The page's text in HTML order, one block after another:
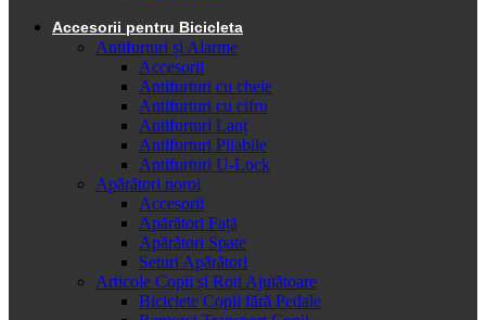
Accesorii pentru Bicicleta
Antifurturi și Alarme
Accesorii
Antifurturi cu cheie
Antifurturi cu cifru
Antifurturi Lanț
Antifurturi Pliabile
Antifurturi U-Lock
Apărători noroi
Accesorii
Apărători Față
Apărători Spate
Seturi Apărători
Articole Copii și Roți Ajutătoare
Biciclete Copii fără Pedale